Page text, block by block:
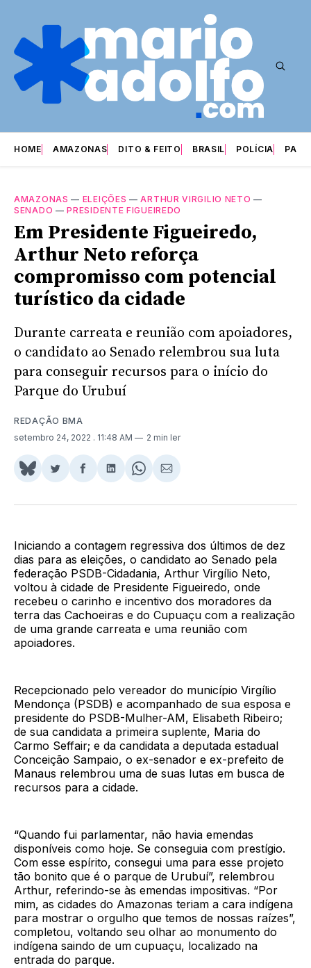
HOME AMAZONAS DITO & FEITO BRASIL POLÍCIA
AMAZONAS — ELEIÇÕES —ARTHUR VIRGILIO NETO —
SENADO —PRESIDENTE FIGUEIREDO
Em Presidente Figueiredo,
Arthur Neto reforça
compromisso com potencial
turístico da cidade
Durante carreata e reunião com apoiadores,
o candidato ao Senado relembrou sua luta
para conseguir recursos para o início do
Parque do Urubuí
REDAÇÃO BMA
setembro 24, 2022 . 11:48 AM 2 min ler
Share
BlueSky
Compartilhar
Twitter
Compartilhar
Facebook
Compartilhar
LinkedIn
Share
WhatsApp
Compartilhar
Email
Iniciando a contagem regressiva dos últimos de dez
dias para as eleições, o candidato ao Senado pela
federação PSDB-Cidadania, Arthur Virgílio Neto,
voltou à cidade de Presidente Figueiredo, onde
recebeu o carinho e incentivo dos moradores da
terra das Cachoeiras e do Cupuaçu com a realização
de uma grande carreata e uma reunião com
apoiadores.
Recepcionado pelo vereador do município Virgílio
Mendonça (PSDB) e acompanhado de sua esposa e
presidente do PSDB-Mulher-AM, Elisabeth Ribeiro;
de sua candidata a primeira suplente, Maria do
Carmo Seffair; e da candidata a deputada estadual
Conceição Sampaio, o ex-senador e ex-prefeito de
Manaus relembrou uma de suas lutas em busca de
recursos para a cidade.
“Quando fui parlamentar, não havia emendas
disponíveis como hoje. Se conseguia com prestígio.
Com esse espírito, consegui uma para esse projeto
tão bonito que é o parque de Urubuí”, relembrou
Arthur, referindo-se às emendas impositivas. “Por
mim, as cidades do Amazonas teriam a cara indígena
para mostrar o orgulho que temos de nossas raízes”,
completou, voltando seu olhar ao monumento do
indígena saindo de um cupuaçu, localizado na
entrada do parque.